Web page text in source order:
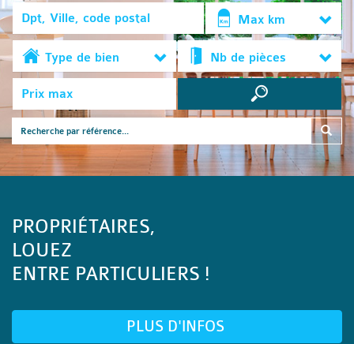
Max km
Type de bien Nb de pièces
PROPRIÉTAIRES,
LOUEZ
ENTRE PARTICULIERS !
PLUS D'INFOS